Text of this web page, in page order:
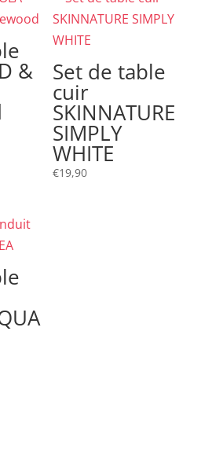
& Set de table
cuir
SKINNATURE
SIMPLY
WHITE
€19,90